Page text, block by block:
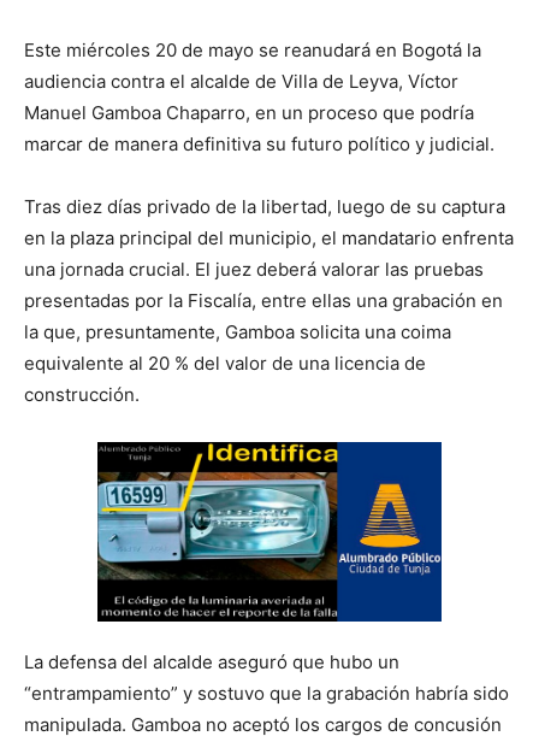
Este miércoles 20 de mayo se reanudará en Bogotá la
audiencia contra el alcalde de Villa de Leyva, Víctor
Manuel Gamboa Chaparro, en un proceso que podría
marcar de manera definitiva su futuro político y judicial.
Tras diez días privado de la libertad, luego de su captura
en la plaza principal del municipio, el mandatario enfrenta
una jornada crucial. El juez deberá valorar las pruebas
presentadas por la Fiscalía, entre ellas una grabación en
la que, presuntamente, Gamboa solicita una coima
equivalente al 20 % del valor de una licencia de
construcción.
La defensa del alcalde aseguró que hubo un
“entrampamiento” y sostuvo que la grabación habría sido
manipulada. Gamboa no aceptó los cargos de concusión